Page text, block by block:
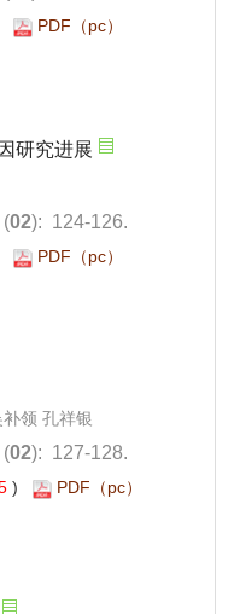
): 124-126.
领 孔祥银
): 127-128.
)